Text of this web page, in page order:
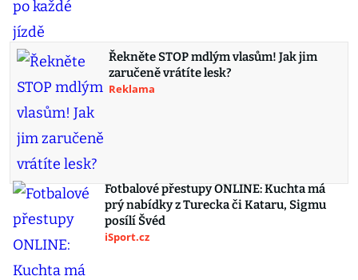
Řekněte STOP mdlým vlasům! Jak jim
zaručeně vrátíte lesk?
Reklama
Fotbalové přestupy ONLINE: Kuchta má
prý nabídky z Turecka či Kataru, Sigmu
posílí Švéd
iSport.cz